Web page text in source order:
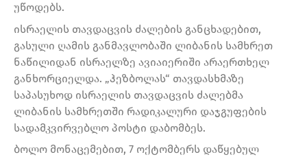
უწოდებს.
ისრაელის თავდაცვის ძალების განცხადებით,
გასული ღამის განმავლობაში ლიბანის სამხრეთ
ნაწილიდან ისრაელზე ავიაიერიში არაერთხელ
განხორციელდა. „ჰეზბოლას“ თავდასხმაზე
საპასუხოდ ისრაელის თავდაცვის ძალებმა
ლიბანის სამხრეთში რადიკალური დაჯგუფების
სადამკვირვებლო პოსტი დაბომბეს.
ბოლო მონაცემებით, 7 ოქტომბერს დაწყებულ